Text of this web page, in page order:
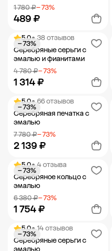
1 780 ₽− 73%
489 ₽
Добавить в корзину
5.0• 38 отзывов
Серебряные серьги с
эмалью и фианитами
4 780 ₽− 73%
1 314 ₽
− 73%
Добавить в корзину
5.0• 66 отзывов
Серебряная печатка с
эмалью
7 780 ₽− 73%
2 139 ₽
− 73%
Добавить в корзину
5.0• 4 отзыва
Серебряное кольцо с
эмалью
6 380 ₽− 73%
1 754 ₽
− 73%
Добавить в корзину
5.0• 14 отзывов
Серебряные серьги с
эмалью
− 73%